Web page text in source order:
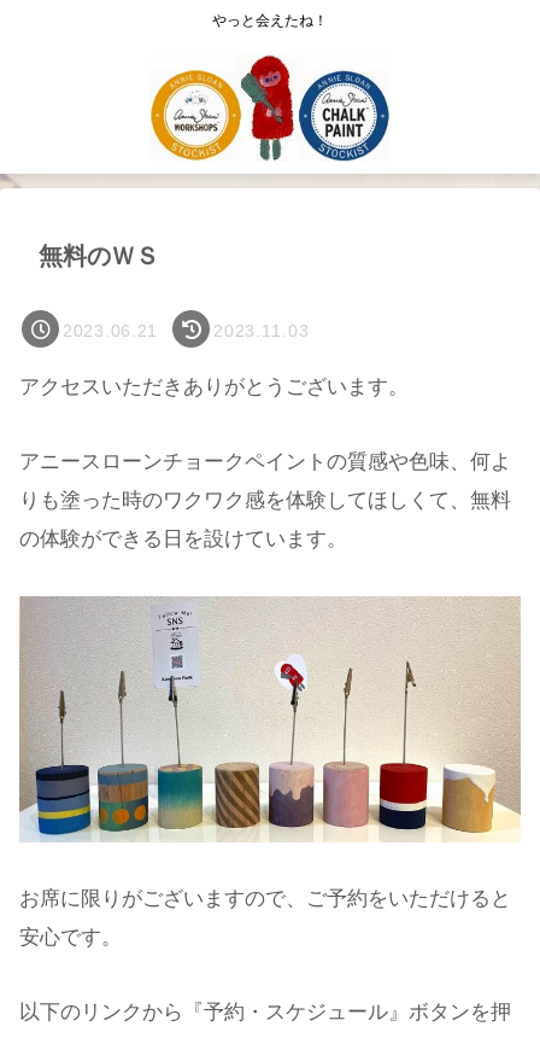
やっと会えたね！
無料のＷＳ
2023.06.21 2023.11.03
アクセスいただきありがとうございます。
アニースローンチョークペイントの質感や色味、何よ
りも塗った時のワクワク感を体験してほしくて、無料
の体験ができる日を設けています。
お席に限りがございますので、ご予約をいただけると
安心です。
以下のリンクから『予約・スケジュール』ボタンを押